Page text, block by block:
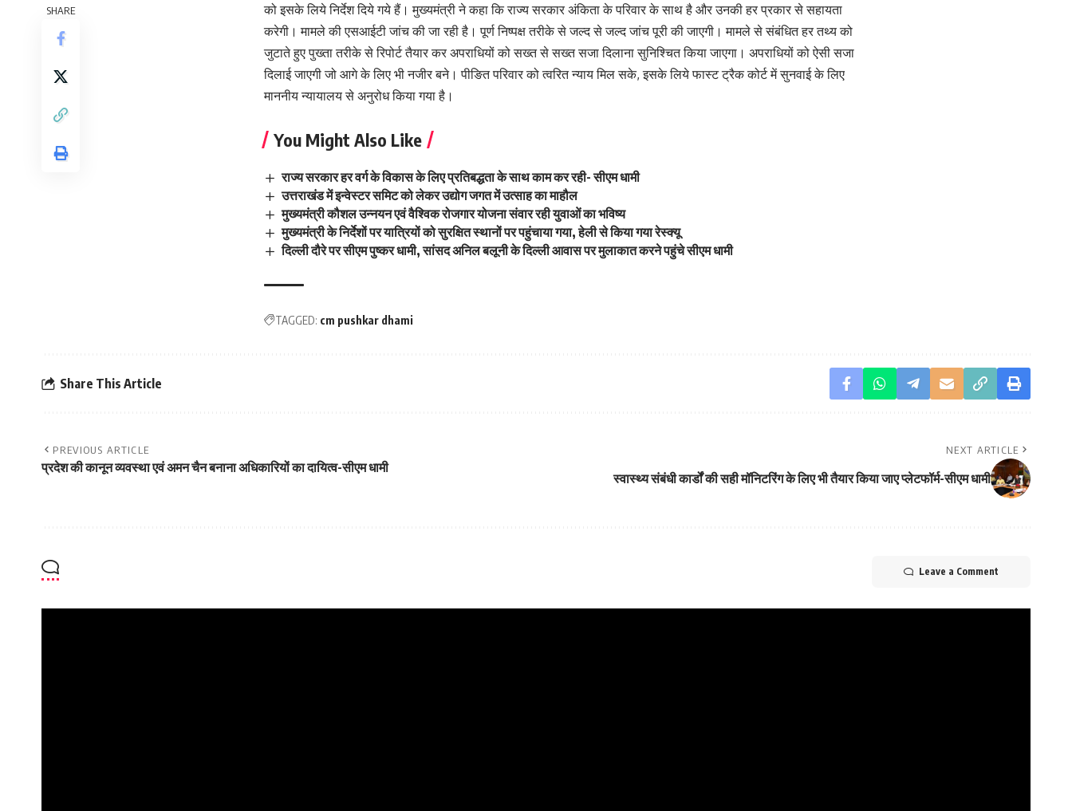
SHARE
को इसके लिये निर्देश दिये गये हैं। मुख्यमंत्री ने कहा कि राज्य सरकार अंकिता के परिवार के साथ है और उनकी हर प्रकार से सहायता
करेगी। मामले की एसआईटी जांच की जा रही है। पूर्ण निष्पक्ष तरीके से जल्द से जल्द जांच पूरी की जाएगी। मामले से संबंधित हर तथ्य को
जुटाते हुए पुख्ता तरीके से रिपोर्ट तैयार कर अपराधियों को सख्त से सख्त सजा दिलाना सुनिश्चित किया जाएगा। अपराधियों को ऐसी सजा
दिलाई जाएगी जो आगे के लिए भी नजीर बने। पीङित परिवार को त्वरित न्याय मिल सके, इसके लिये फास्ट ट्रैक कोर्ट में सुनवाई के लिए
माननीय न्यायालय से अनुरोध किया गया है।
You Might Also Like
राज्य सरकार हर वर्ग के विकास के लिए प्रतिबद्धता के साथ काम कर रही- सीएम धामी
उत्तराखंड में इन्वेस्टर समिट को लेकर उद्योग जगत में उत्साह का माहौल
मुख्यमंत्री कौशल उन्नयन एवं वैश्विक रोजगार योजना संवार रही युवाओं का भविष्य
मुख्यमंत्री के निर्देशों पर यात्रियों को सुरक्षित स्थानों पर पहुंचाया गया, हेली से किया गया रेस्क्यू
दिल्ली दौरे पर सीएम पुष्कर धामी, सांसद अनिल बलूनी के दिल्ली आवास पर मुलाकात करने पहुंचे सीएम धामी
TAGGED: cm pushkar dhami
Share This Article
PREVIOUS ARTICLE
प्रदेश की कानून व्यवस्था एवं अमन चैन बनाना अधिकारियों का दायित्व-सीएम धामी
NEXT ARTICLE
स्वास्थ्य संबंधी कार्डों की सही मॉनिटरिंग के लिए भी तैयार किया जाए प्लेटफॉर्म-सीएम धामी
Leave a Comment